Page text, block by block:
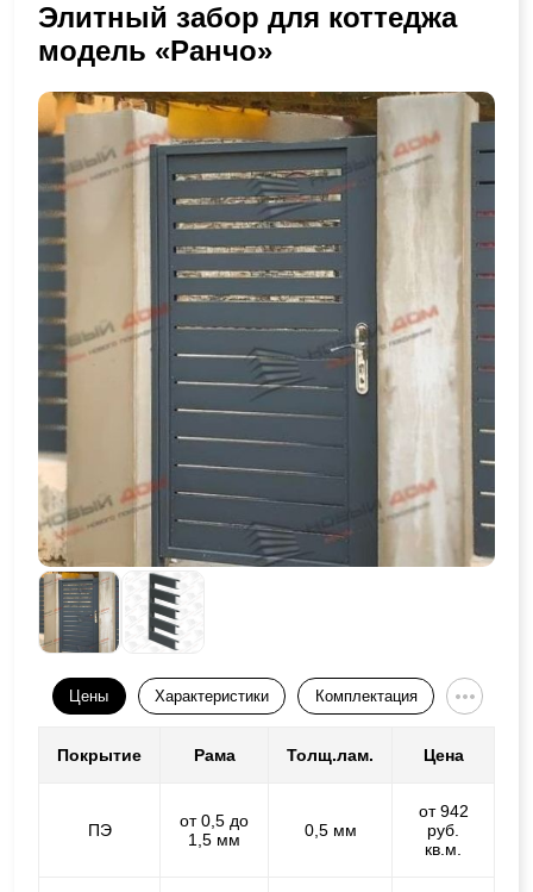
Элитный забор для коттеджа
модель «Ранчо»
Цены Характеристики Комплектация
Покрытие Рама Толщ.лам. Цена
ПЭ
от 0,5 до
1,5 мм
0,5 мм
от 942
руб.
кв.м.